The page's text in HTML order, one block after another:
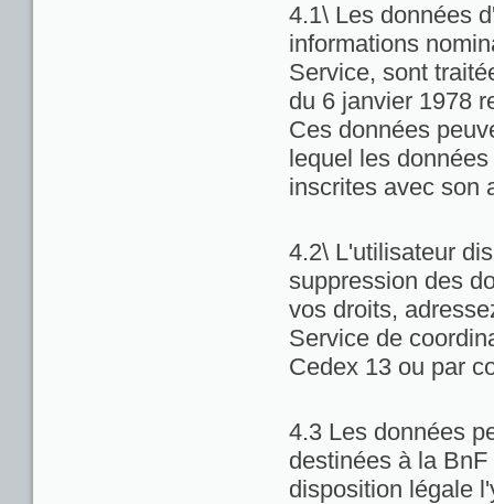
4.1\ Les données
informations
Service, sont
du 6 janvier 1978
Ces données
lequel les
inscrites avec son
4.2\ L'utilisateur
suppression des
vos droits,
Service de
Cedex 13 ou par
4.3 Les données
destinées à la
disposition légale